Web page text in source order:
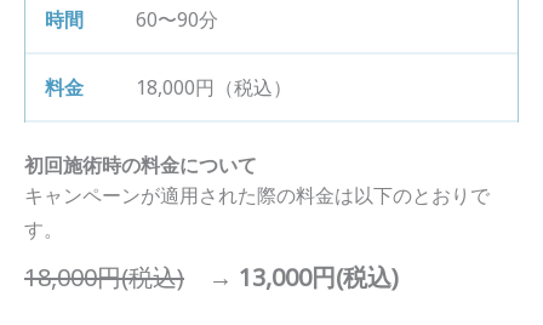
60〜90分
18,000円（税込）
初回施術時の料金について
キャンペーンが適用された際の料金は以下のとおりで
す。
18,000円(税込) → 13,000円(税込)